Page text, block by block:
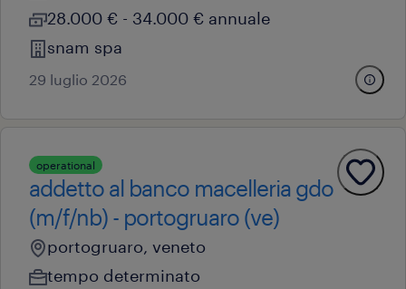
28.000 € - 34.000 € annuale
snam spa
29 luglio 2026
operational
addetto al banco macelleria gdo
(m/f/nb) - portogruaro (ve)
portogruaro, veneto
tempo determinato